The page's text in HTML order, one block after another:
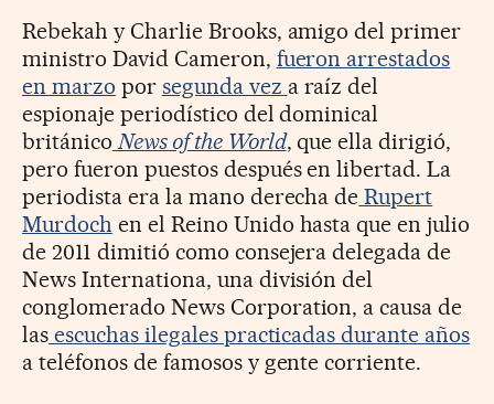
Rebekah y Charlie Brooks, amigo del primer
ministro David Cameron, fueron arrestados
en marzo por segunda vez a raíz del
espionaje periodístico del dominical
británico News of the World, que ella dirigió,
pero fueron puestos después en libertad. La
periodista era la mano derecha de Rupert
Murdoch en el Reino Unido hasta que en julio
de 2011 dimitió como consejera delegada de
News Internationa, una división del
conglomerado News Corporation, a causa de
lasescuchas ilegales practicadas durante años
a teléfonos de famosos y gente corriente.